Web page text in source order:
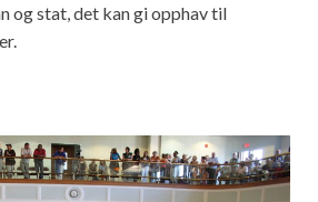
og stat, det kan gi opphav til